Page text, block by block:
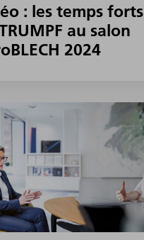
: les temps forts
au salon
2024